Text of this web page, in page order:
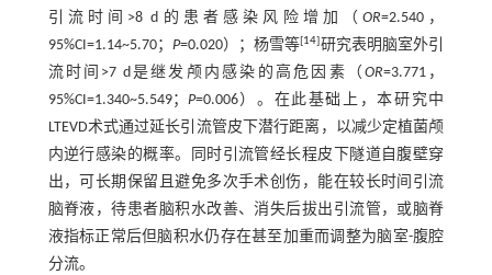
引流时间>8 d的患者感染风险增加（OR=2.540，
95%CI=1.14~5.70； P=0.020）；杨雪等[14]研究表明脑室外引
流时间>7 d是继发颅内感染的高危因素（OR=3.771，
95%CI=1.340~5.549； P=0.006）。在此基础上，本研究中
LTEVD术式通过延长引流管皮下潜行距离，以减少定植菌颅
内逆行感染的概率。同时引流管经长程皮下隧道自腹壁穿
出，可长期保留且避免多次手术创伤，能在较长时间引流
脑脊液，待患者脑积水改善、消失后拔出引流管，或脑脊
液指标正常后但脑积水仍存在甚至加重而调整为脑室-腹腔
分流。